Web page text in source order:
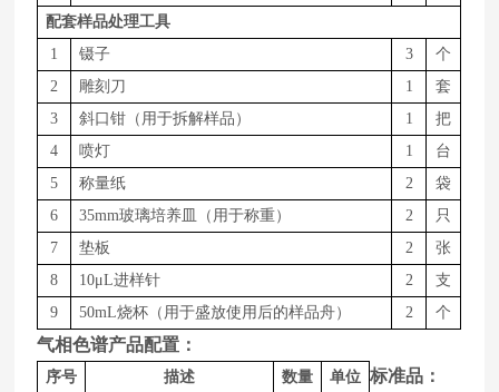
配套样品处理工具
1
镊子 3
个
2
雕刻刀 1
套
3
斜口钳（用于拆解样品） 1
把
4
喷灯 1
台
5
称量纸 2
袋
6
35mm玻璃培养皿（用于称重） 2
只
7
垫板 2
张
8
10μL进样针 2
支
9
50mL烧杯（用于盛放使用后的样品舟） 2 个
气相色谱产品配置：
序号 描述 数量
单位 标准品：